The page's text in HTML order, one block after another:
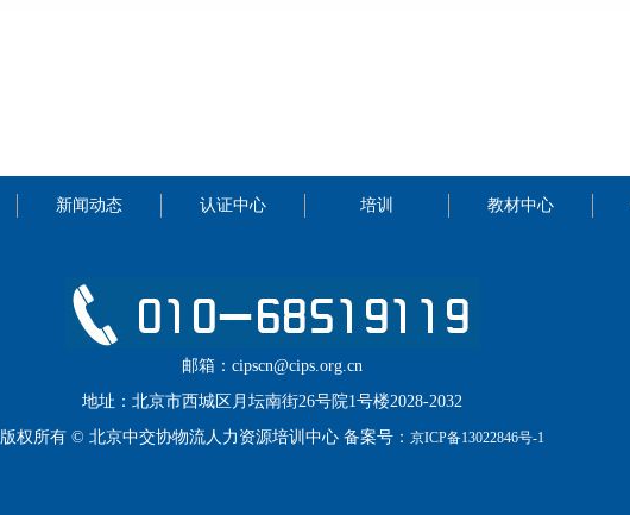
新闻动态 认证中心 培训 教材中心
邮箱：cipscn@cips.org.cn
地址：北京市西城区月坛南街26号院1号楼2028-2032
版权所有 © 北京中交协物流人力资源培训中心 备案号： 京ICP备13022846号-1